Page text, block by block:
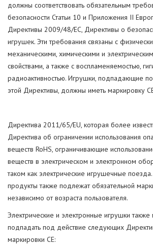
должны соответствовать обязательным
безопасности Статьи 10 и Приложения II
Директивы 2009/48/EC, Директивы о
игрушек. Эти требования связаны с
механическими, химическими и
свойствами, а также с воспламеняемостью,
радиоактивностью. Игрушки, подпадающие
этой Директивы, должны иметь маркировку
Директива 2011/65/EU, которая более
Директива об ограничении использования
веществ RoHS, ограничивающие
веществ в электрическом и электронном
таком как электрические игрушечные поезда.
продукты также подлежат обязательной
независимо от возраста пользователя.
Электрические и электронные игрушки также
подпадать под действие следующих
маркировки CE: